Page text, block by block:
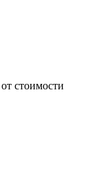
стоимости